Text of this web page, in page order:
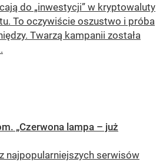
do „inwestycji” w kryptowaluty
To oczywiście oszustwo i próba
Twarzą kampanii została
„Czerwona lampa – już
najpopularniejszych serwisów